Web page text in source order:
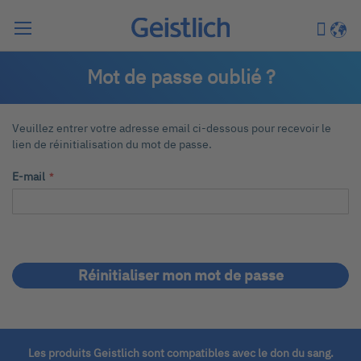
Mon
Mot de passe oublié ?
Veuillez entrer votre adresse email ci-dessous pour recevoir le
lien de réinitialisation du mot de passe.
E-mail
Réinitialiser mon mot de passe
Les produits Geistlich sont compatibles avec le don du sang.